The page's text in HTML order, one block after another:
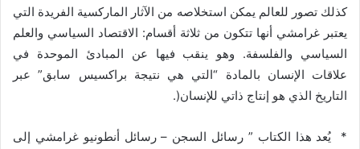
كذلك تصور للعالم يمكن استخلاصه من الآثار الماركسية الفريدة التي
يعتبر غرامشي أنها تتكون من ثلاثة أقسام: الاقتصاد السياسي والعلم
السياسي والفلسفة. وهو ينقب فيها عن المبادئ الموحدة في
علاقات الإنسان بالمادة “التي هي نتيجة براكسيس سابق” عبر
التاريخ الذي هو إنتاج ذاتي للإنسان(.
* يُعد هذا الكتاب ” رسائل السجن – رسائل أنطونيو غرامشي إلى